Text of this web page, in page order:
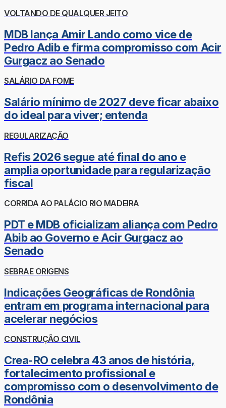
VOLTANDO DE QUALQUER JEITO
MDB lança Amir Lando como vice de
Pedro Adib e firma compromisso com Acir
Gurgacz ao Senado
SALÁRIO DA FOME
Salário mínimo de 2027 deve ficar abaixo
do ideal para viver; entenda
REGULARIZAÇÃO
Refis 2026 segue até final do ano e
amplia oportunidade para regularização
fiscal
CORRIDA AO PALÁCIO RIO MADEIRA
PDT e MDB oficializam aliança com Pedro
Abib ao Governo e Acir Gurgacz ao
Senado
SEBRAE ORIGENS
Indicações Geográficas de Rondônia
entram em programa internacional para
acelerar negócios
CONSTRUÇÃO CIVIL
Crea-RO celebra 43 anos de história,
fortalecimento profissional e
compromisso com o desenvolvimento de
Rondônia